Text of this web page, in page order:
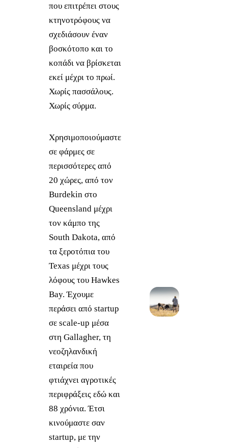
που επιτρέπει στους
κτηνοτρόφους να
σχεδιάσουν έναν
βοσκότοπο και το
κοπάδι να βρίσκεται
εκεί μέχρι το πρωί.
Χωρίς πασσάλους.
Χωρίς σύρμα.
Χρησιμοποιούμαστε
σε φάρμες σε
περισσότερες από
20 χώρες, από τον
Burdekin στο
Queensland μέχρι
τον κάμπο της
South Dakota, από
τα ξεροτόπια του
Texas μέχρι τους
λόφους του Hawkes
Bay. Έχουμε
περάσει από startup
σε scale-up μέσα
στη Gallagher, τη
νεοζηλανδική
εταιρεία που
φτιάχνει αγροτικές
περιφράξεις εδώ και
88 χρόνια. Έτσι
κινούμαστε σαν
startup, με την